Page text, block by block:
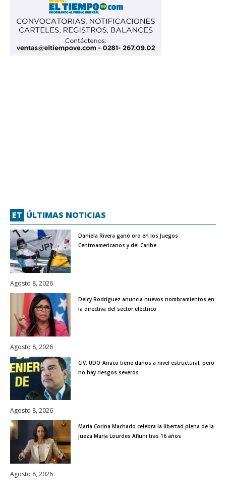
ET ÚLTIMAS NOTICIAS
Daniela Rivera ganó oro en los Juegos
Centroamericanos y del Caribe
Agosto 8, 2026
Delcy Rodríguez anuncia nuevos nombramientos en
la directiva del sector eléctrico
Agosto 8, 2026
CIV: UDO-Anaco tiene daños a nivel estructural, pero
no hay riesgos severos
Agosto 8, 2026
María Corina Machado celebra la libertad plena de la
jueza María Lourdes Afiuni tras 16 años
Agosto 8, 2026